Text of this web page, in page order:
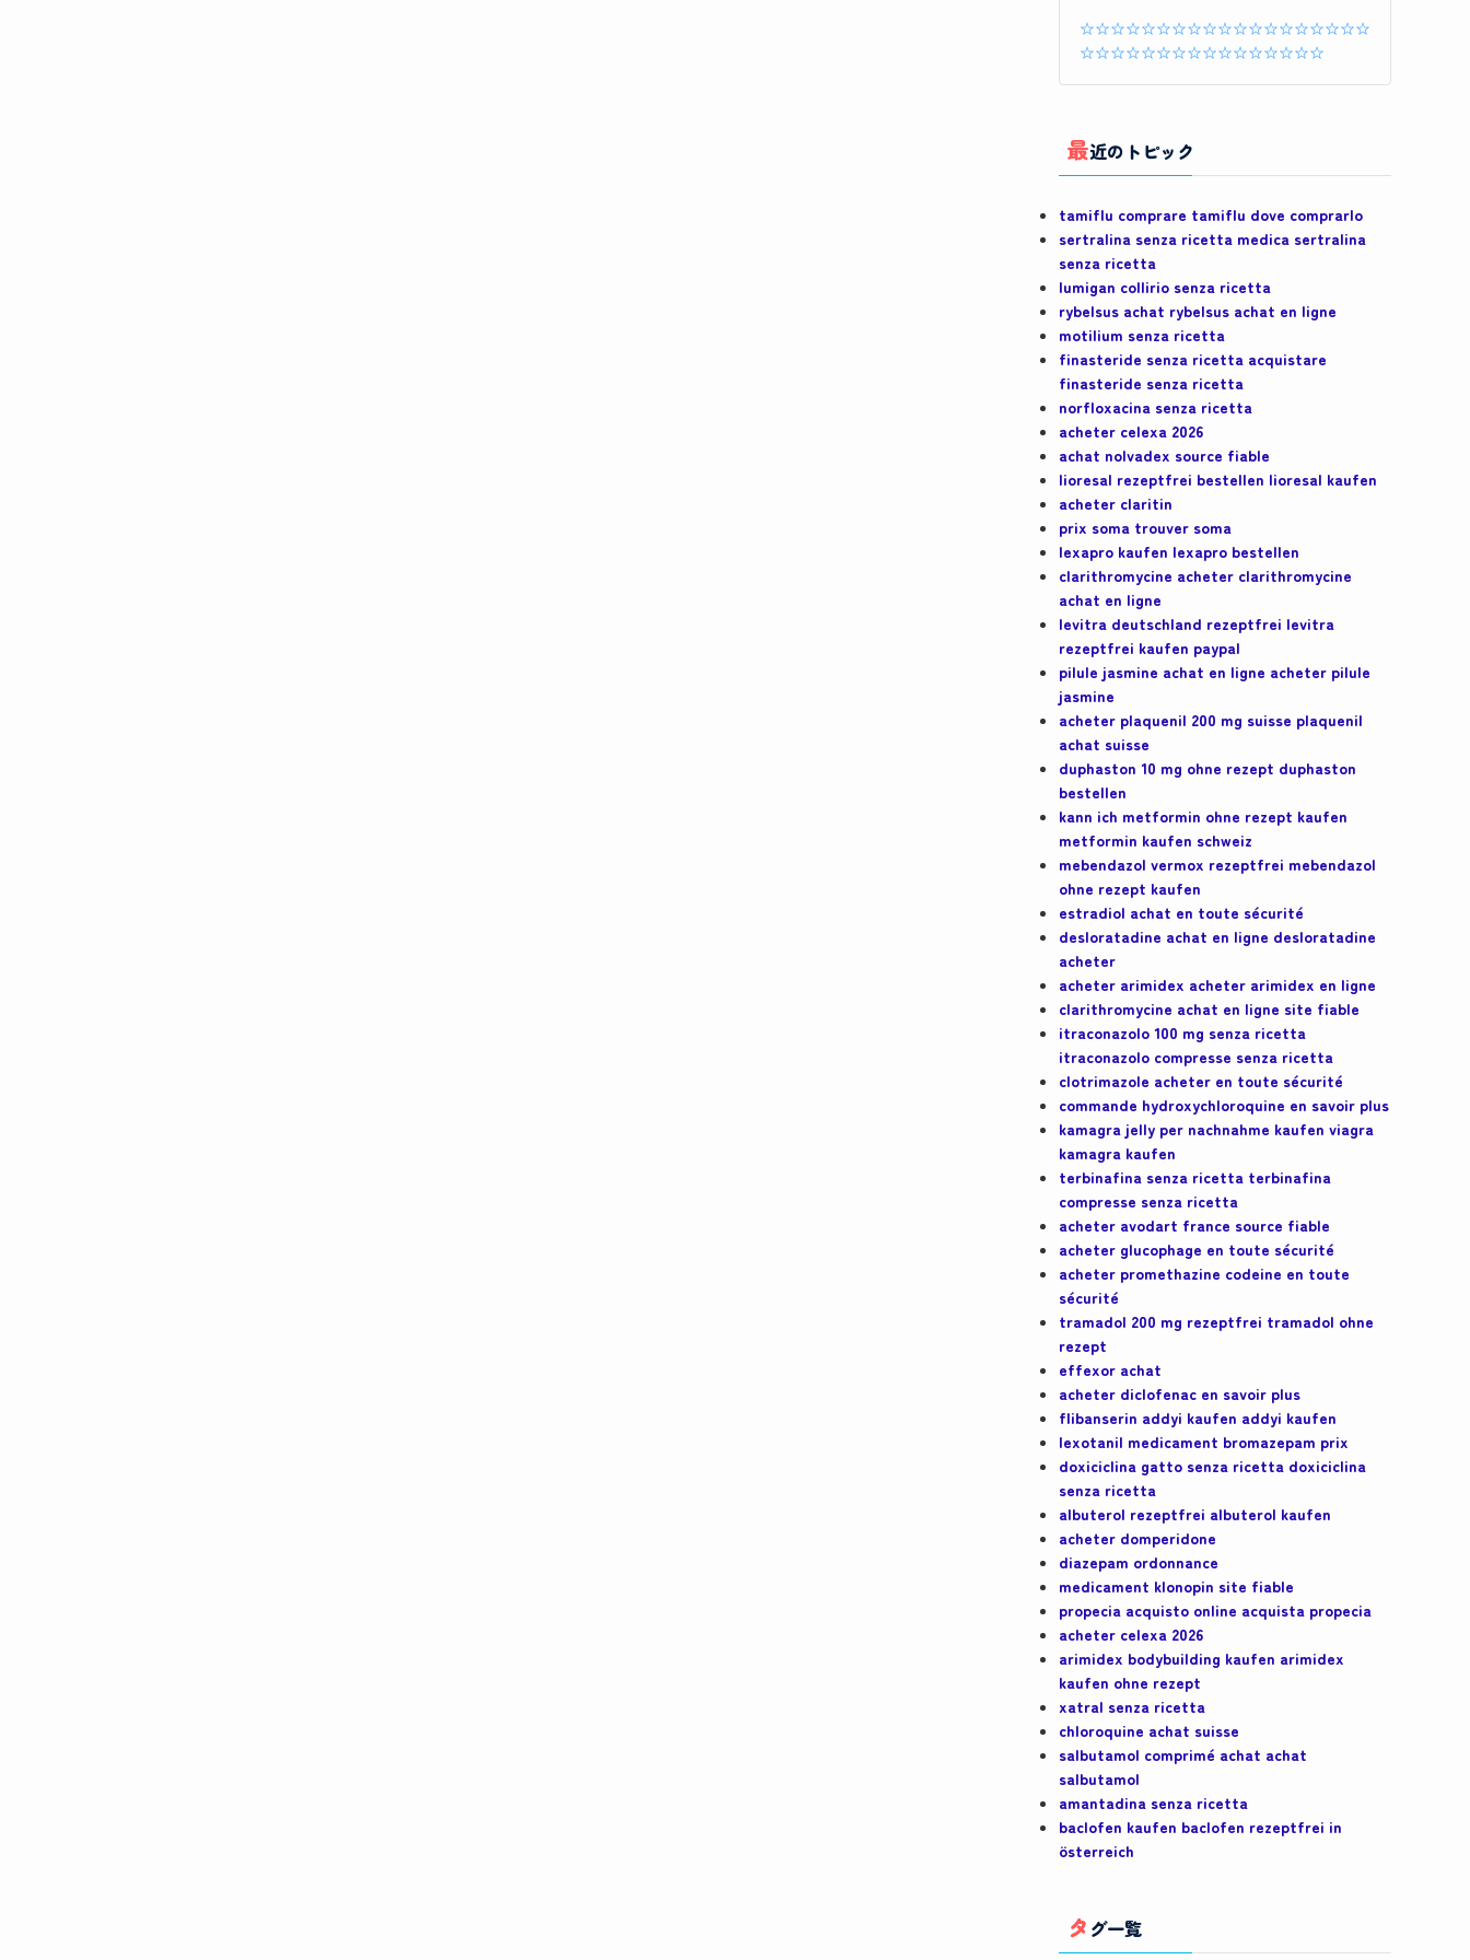
☆☆☆☆☆☆☆☆☆☆☆☆☆☆☆☆☆☆☆
☆☆☆☆☆☆☆☆☆☆☆☆☆☆☆☆
最近のトピック
tamiflu comprare tamiflu dove comprarlo
sertralina senza ricetta medica sertralina
senza ricetta
lumigan collirio senza ricetta
rybelsus achat rybelsus achat en ligne
motilium senza ricetta
finasteride senza ricetta acquistare
finasteride senza ricetta
norfloxacina senza ricetta
acheter celexa 2026
achat nolvadex source fiable
lioresal rezeptfrei bestellen lioresal kaufen
acheter claritin
prix soma trouver soma
lexapro kaufen lexapro bestellen
clarithromycine acheter clarithromycine
achat en ligne
levitra deutschland rezeptfrei levitra
rezeptfrei kaufen paypal
pilule jasmine achat en ligne acheter pilule
jasmine
acheter plaquenil 200 mg suisse plaquenil
achat suisse
duphaston 10 mg ohne rezept duphaston
bestellen
kann ich metformin ohne rezept kaufen
metformin kaufen schweiz
mebendazol vermox rezeptfrei mebendazol
ohne rezept kaufen
estradiol achat en toute sécurité
desloratadine achat en ligne desloratadine
acheter
acheter arimidex acheter arimidex en ligne
clarithromycine achat en ligne site fiable
itraconazolo 100 mg senza ricetta
itraconazolo compresse senza ricetta
clotrimazole acheter en toute sécurité
commande hydroxychloroquine en savoir plus
kamagra jelly per nachnahme kaufen viagra
kamagra kaufen
terbinafina senza ricetta terbinafina
compresse senza ricetta
acheter avodart france source fiable
acheter glucophage en toute sécurité
acheter promethazine codeine en toute
sécurité
tramadol 200 mg rezeptfrei tramadol ohne
rezept
effexor achat
acheter diclofenac en savoir plus
flibanserin addyi kaufen addyi kaufen
lexotanil medicament bromazepam prix
doxiciclina gatto senza ricetta doxiciclina
senza ricetta
albuterol rezeptfrei albuterol kaufen
acheter domperidone
diazepam ordonnance
medicament klonopin site fiable
propecia acquisto online acquista propecia
acheter celexa 2026
arimidex bodybuilding kaufen arimidex
kaufen ohne rezept
xatral senza ricetta
chloroquine achat suisse
salbutamol comprimé achat achat
salbutamol
amantadina senza ricetta
baclofen kaufen baclofen rezeptfrei in
österreich
タ グ一覧